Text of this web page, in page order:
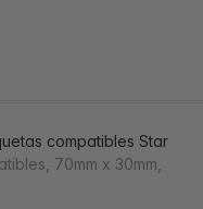
compatibles Star
70mm x 30mm,